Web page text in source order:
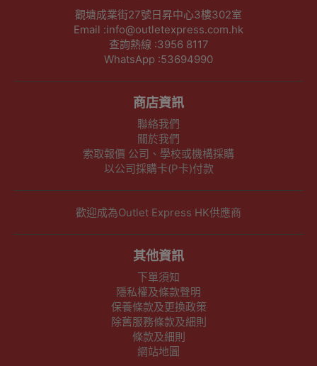
觀塘成業街27號日昇中心3樓302室
Email :info@outletexpress.com.hk
查詢熱線 :3956 8117
WhatsApp :53694990
商店資訊
聯絡我們
關於我們
索取報價 公司、學校或機構採購
以公司採購卡(P卡)付款
歡迎成為Outlet Express HK供應商
其他資訊
下單須知
隱私權及條款聲明
保養條款及更換政策
除舊服務條款及細則
條款及細則
網站地圖